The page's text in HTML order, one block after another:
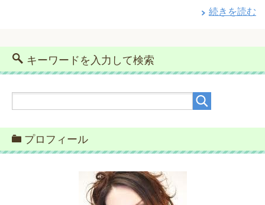
続きを読む
キーワードを入力して検索
プロフィール